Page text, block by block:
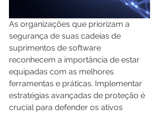
As organizações que priorizam a
segurança de suas cadeias de
suprimentos de software
reconhecem a importância de estar
equipadas com as melhores
ferramentas e práticas. Implementar
estratégias avançadas de proteção é
crucial para defender os ativos